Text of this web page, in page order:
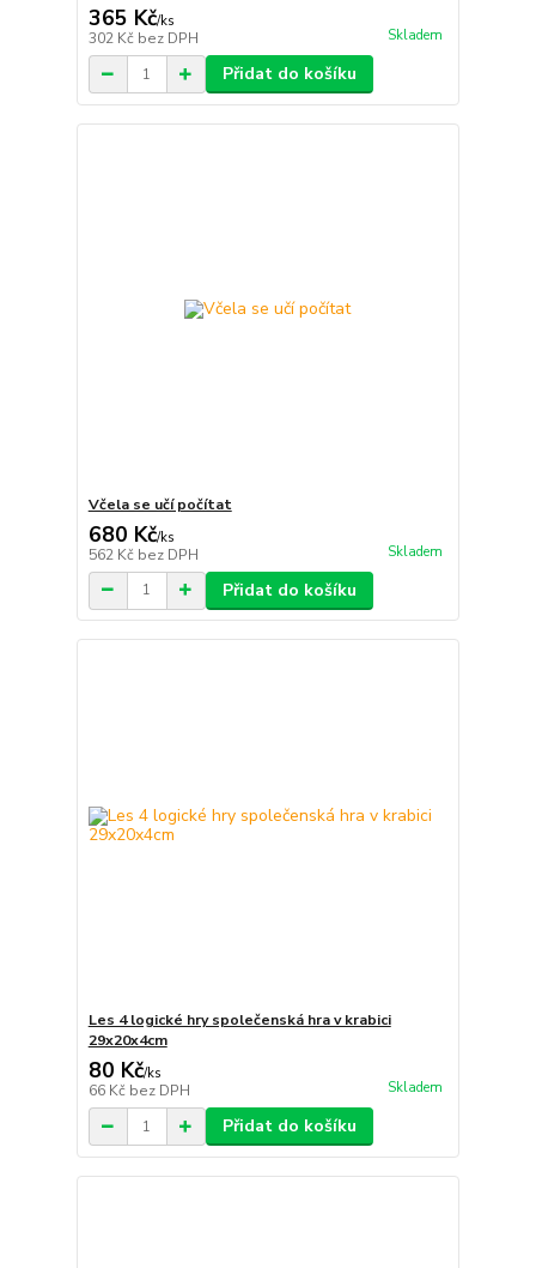
365 Kč/ks
302 Kč bez DPH Skladem
Přidat do košíku
Včela se učí počítat
680 Kč/ks
562 Kč bez DPH Skladem
Přidat do košíku
Les 4 logické hry společenská hra v krabici
29x20x4cm
80 Kč/ks
66 Kč bez DPH Skladem
Přidat do košíku